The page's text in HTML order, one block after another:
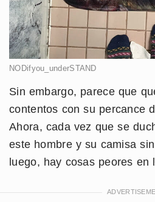
NODifyou_underSTAND
Sin embargo, parece que
contentos con su percance
Ahora, cada vez que se
este hombre y su camisa
luego, hay cosas peores en